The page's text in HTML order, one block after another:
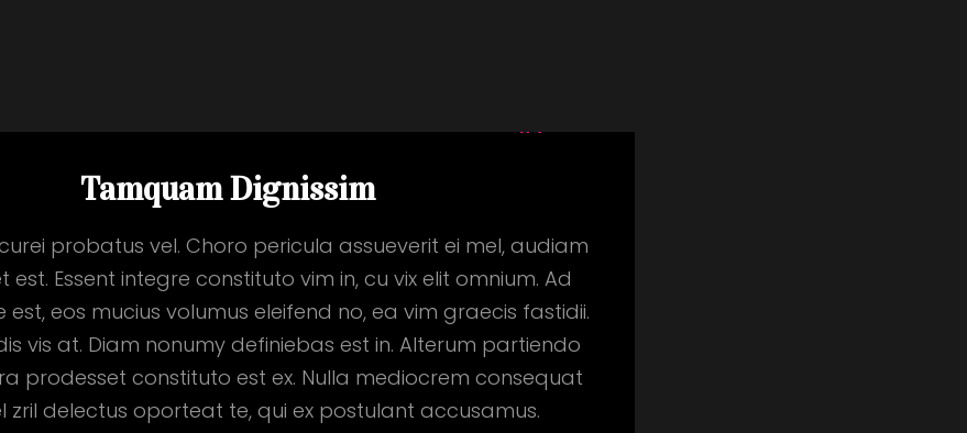
Tamquam Dignissim
probatus vel. Choro pericula assueverit ei mel, audiam
est. Essent integre constituto vim in, cu vix elit omnium. Ad
est, eos mucius volumus eleifend no, ea vim graecis fastidii.
vis at. Diam nonumy definiebas est in. Alterum partiendo
prodesset constituto est ex. Nulla mediocrem consequat
zril delectus oporteat te, qui ex postulant accusamus.